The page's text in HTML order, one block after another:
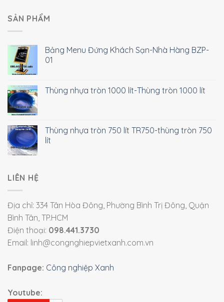
SẢN PHẨM
Bảng Menu Đứng Khách Sạn-Nhà Hàng BZP-
01
Thùng nhựa tròn 1000 lít-Thùng tròn 1000 lít
Thùng nhựa tròn 750 lít TR750-thùng tròn 750
lít
LIÊN HỆ
Địa chỉ: 334 Tân Hòa Đông, Phường Bình Trị Đông, Quận
Bình Tân, TP.HCM
Điện thoại: 098.441.3730
Email: linh@congnghiepvietxanh.com.vn
Fanpage: Công nghiệp Xanh
Youtube: